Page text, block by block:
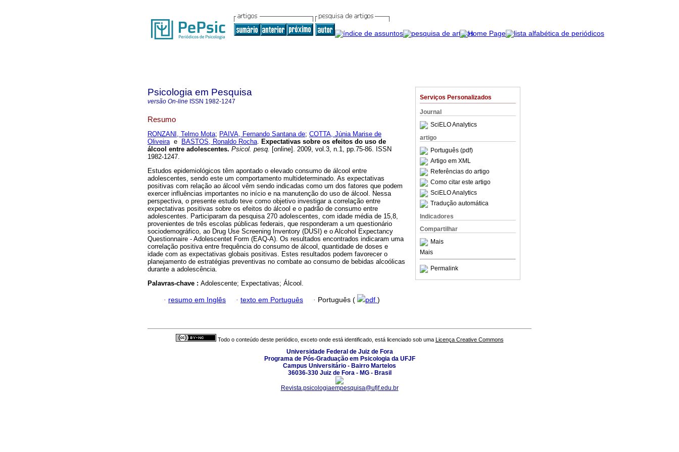
Serviços Personalizados
Journal
SciELO Analytics
artigo
Português (pdf)
Artigo em XML
Referências do artigo
Como citar este artigo
SciELO Analytics
Tradução automática
Indicadores
Compartilhar
Mais
Mais
Permalink
Psicologia em Pesquisa
versão On-line ISSN 1982-1247
Resumo
RONZANI, Telmo Mota; PAIVA, Fernando Santana de; COTTA, Júnia Marise de
Oliveirae BASTOS, Ronaldo Rocha. Expectativas sobre os efeitos do uso de
álcool entre adolescentes. Psicol. pesq. [online]. 2009, vol.3, n.1, pp.75-86. ISSN
1982-1247.
Estudos epidemiológicos têm apontado o elevado consumo de álcool entre
adolescentes, sendo este um comportamento multideterminado. As expectativas
positivas com relação ao álcool vêm sendo indicadas como um dos fatores que podem
exercer influências importantes no início e na manutenção do uso de álcool. Nessa
perspectiva, o presente estudo teve como objetivo investigar a correlação entre
expectativas positivas sobre os efeitos do álcool e o padrão de consumo entre
adolescentes. Participaram da pesquisa 270 adolescentes, com idade média de 15,8,
provenientes de três escolas públicas federais, que responderam a um questionário
sociodemográfico, ao Drug Use Screening Inventory (DUSI) e o Alcohol Expectancy
Questionnaire - Adolescentet Form (EAQ-A). Os resultados encontrados indicaram uma
correlação positiva entre frequência do consumo de álcool, quantidade de doses e
idade com as expectativas globais positivas. Estes resultados podem favorecer o
planejamento de estratégias preventivas no combate ao consumo de bebidas alcoólicas
durante a adolescência.
Palavras-chave : Adolescente; Expectativas; Álcool.
· resumo em Inglês · texto em Português · Português ( pdf )
Todo o conteúdo deste periódico, exceto onde está identificado, está licenciado sob uma Licença Creative Commons
Universidade Federal de Juiz de Fora
Programa de Pós-Graduação em Psicologia da UFJF
Campus Universitário - Bairro Martelos
36036-330 Juiz de Fora - MG - Brasil
Revista.psicologiaempesquisa@ufjf.edu.br